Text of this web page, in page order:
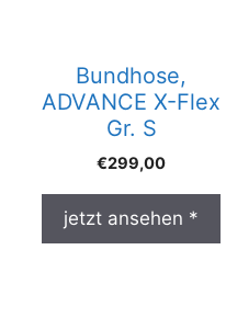
Bundhose,
ADVANCE X-Flex
Gr. S
€299,00
jetzt ansehen *